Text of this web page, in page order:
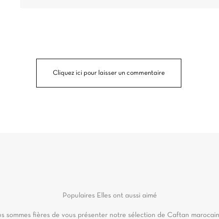
Cliquez ici pour laisser un commentaire
Populaires Elles ont aussi aimé
sommes fières de vous présenter notre sélection de Caftan